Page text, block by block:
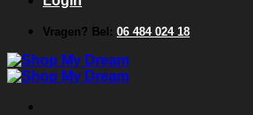
Vragen? Bel: 06 484 024 18